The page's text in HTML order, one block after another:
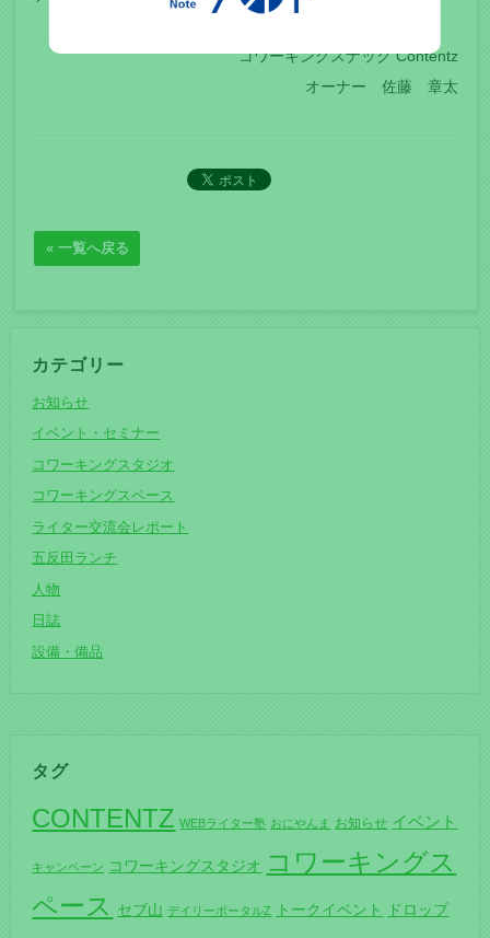
コワーキングスナック Contentz
オーナー 佐藤 章太
« 一覧へ戻る
カテゴリー
お知らせ
イベント・セミナー
コワーキングスタジオ
コワーキングスペース
ライター交流会レポート
五反田ランチ
人物
日誌
設備・備品
タグ
CONTENTZ WEBライター塾 おにやんま お知らせ イベント
キャンペーン コワーキングスタジオ コワーキングス
ペース セブ山 デイリーポータルZ トークイベント ドロップ